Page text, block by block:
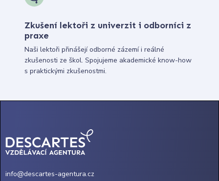
Zkušení lektoři z univerzit i odborníci z
praxe
Naši lektoři přinášejí odborné zázemí i reálné
zkušenosti ze škol. Spojujeme akademické know-how
s praktickými zkušenostmi.
info@descartes-agentura.cz